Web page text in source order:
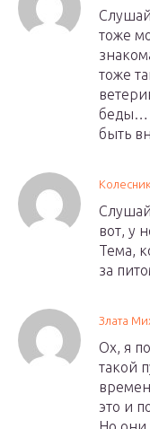
тоже
тоже
беды…
быть
вот, у
Тема,
за
Злата
Ох, я
такой
это и